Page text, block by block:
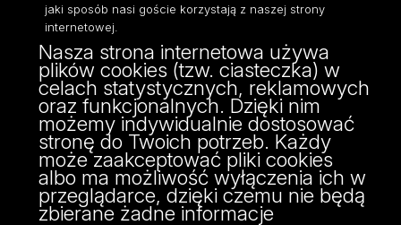
ul. Narutowicza 68, 90-136 Łódź
NIP: 724 000 32 43
Adres do doręczeń elektronicznych (ADE):
AE:PL-74796-17640-IHHIV-17
KONTAKT
jaki sposób nasi goście korzystają z naszej strony
internetowej.
Nasza strona internetowa używa
plików cookies (tzw. ciasteczka) w
celach statystycznych, reklamowych
oraz funkcjonalnych. Dzięki nim
możemy indywidualnie dostosować
stronę do Twoich potrzeb. Każdy
może zaakceptować pliki cookies
albo ma możliwość wyłączenia ich w
przeglądarce, dzięki czemu nie będą
zbierane żadne informacje